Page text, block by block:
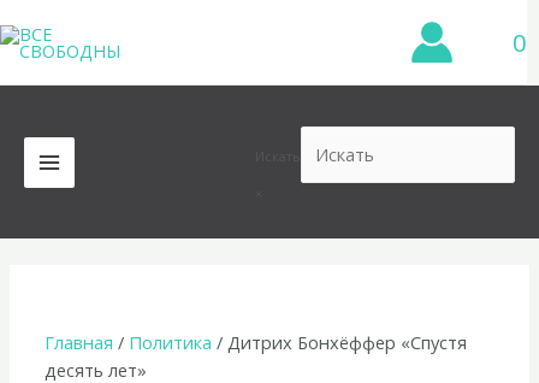
к
содержимому
0
MAIN
MENU
Главная / Политика / Дитрих Бонхёффер «Спустя
десять лет»